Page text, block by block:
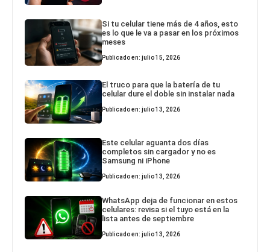
Si tu celular tiene más de 4 años, esto
es lo que le va a pasar en los próximos
meses
Publicado en: julio 15, 2026
El truco para que la batería de tu
celular dure el doble sin instalar nada
Publicado en: julio 13, 2026
Este celular aguanta dos días
completos sin cargador y no es
Samsung ni iPhone
Publicado en: julio 13, 2026
WhatsApp deja de funcionar en estos
celulares: revisa si el tuyo está en la
lista antes de septiembre
Publicado en: julio 13, 2026